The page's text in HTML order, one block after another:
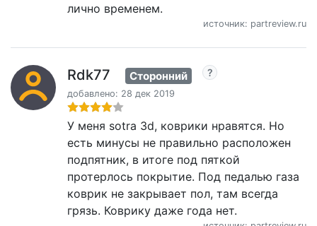
лично временем.
источник: partreview.ru
Rdk77 Сторонний
добавлено: 28 дек 2019
У меня sotra 3d, коврики нравятся. Но
есть минусы не правильно расположен
подпятник, в итоге под пяткой
протерлось покрытие. Под педалью газа
коврик не закрывает пол, там всегда
грязь. Коврику даже года нет.